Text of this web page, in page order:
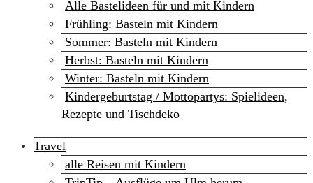
Alle Bastelideen für und mit Kindern
Frühling: Basteln mit Kindern
Sommer: Basteln mit Kindern
Herbst: Basteln mit Kindern
Winter: Basteln mit Kindern
Kindergeburtstag / Mottopartys: Spielideen,
Rezepte und Tischdeko
Travel
alle Reisen mit Kindern